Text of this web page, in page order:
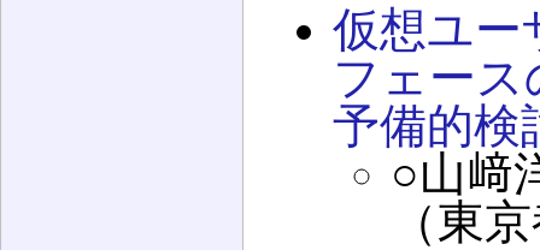
仮想ユー
フェー
予備的検
○山﨑
（東